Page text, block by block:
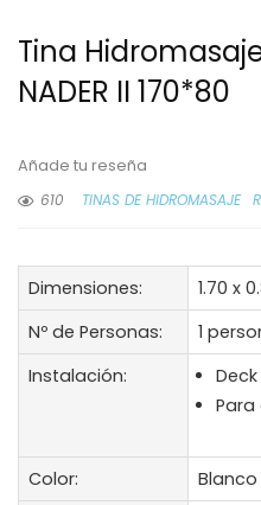
Tina
NADER II 170*80
Añade tu reseña
610
TINAS DE HIDROMASAJE
Dimensiones:
1.70 x
Nº de Personas:
1
Instalación:
Color: